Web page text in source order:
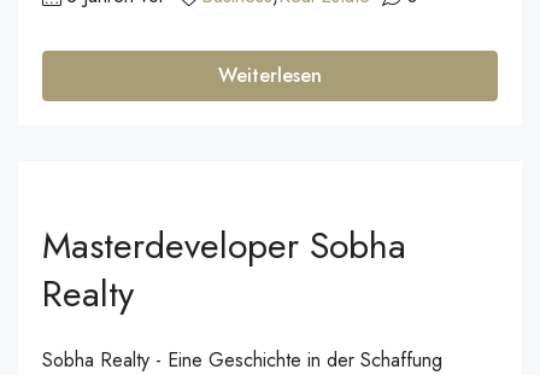
Weiterlesen
Masterdeveloper Sobha
Realty
Sobha Realty - Eine Geschichte in der Schaffung